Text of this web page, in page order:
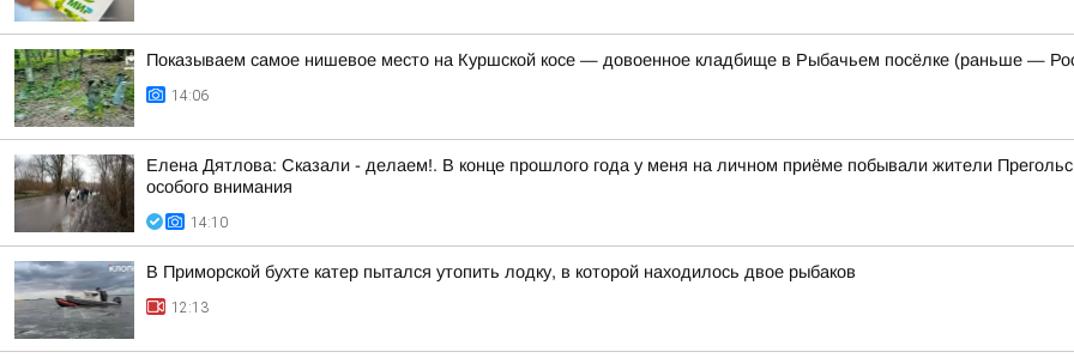
Показываем самое нишевое место на Куршской косе — довоенное кладбище в Рыбачьем посёлке (раньше —
14:06
Елена Дятлова: Сказали - делаем!. В конце прошлого года у меня на личном приёме побывали жители
особого внимания
14:10
В Приморской бухте катер пытался утопить лодку, в которой находилось двое рыбаков
12:13